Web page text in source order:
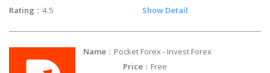
Rating ：4.5 Show Detail
Name ：Pocket Forex - Invest Forex
Price ：Free